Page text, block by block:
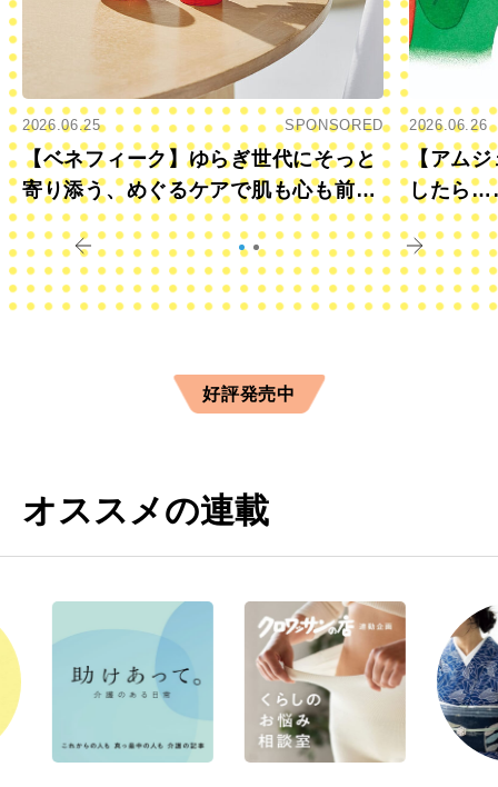
2026.06.25 SPONSORED
【ベネフィーク】ゆらぎ世代にそっと
寄り添う、めぐるケアで肌も心も前向
きに
2026.06.26
【アムジ
したら
すか？
好評発売中
オススメの連載